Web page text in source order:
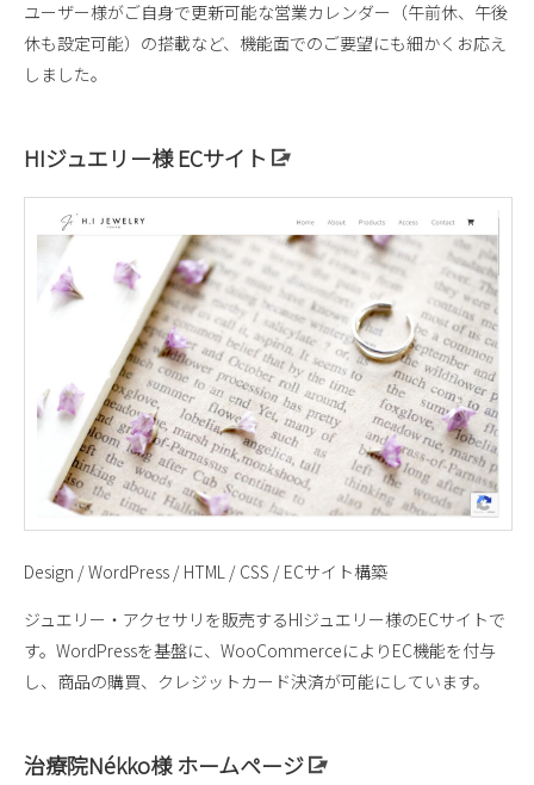
ユーザー様がご自身で更新可能な営業カレンダー（午前休、午後
休も設定可能）の搭載など、機能面でのご要望にも細かくお応え
しました。
HIジュエリー様 ECサイト
Design / WordPress / HTML / CSS / ECサイト構築
ジュエリー・アクセサリを販売するHIジュエリー様のECサイトで
す。WordPressを基盤に、WooCommerceによりEC機能を付与
し、商品の購買、クレジットカード決済が可能にしています。
治療院Nékko様 ホームページ